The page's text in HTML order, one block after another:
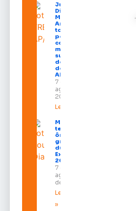
Juiz
Diego
Moura de
Araújo
toma
posse
como
membro
substituto
do Pleno
do TRE-
AP
7 de
agosto de
2026
Leia mais »
Macapá
terá
ônibus
gratuitos
durante a
Expofeira
2026
7 de
agosto
de 2026
Leia mais
»